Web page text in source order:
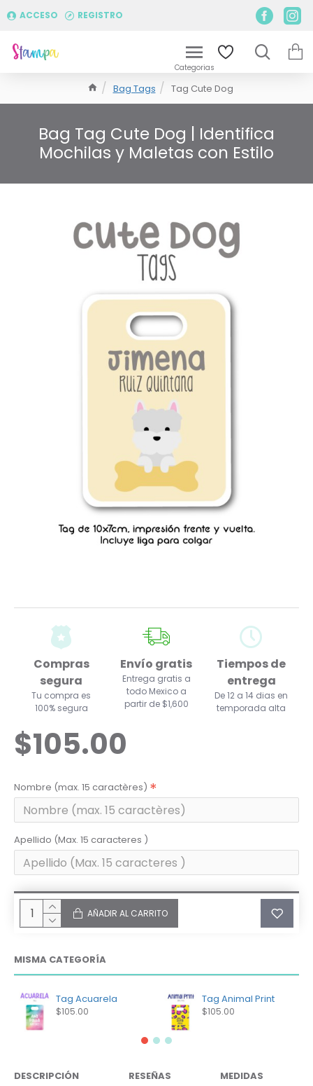
ACCESO REGISTRO
Bag Tags Tag Cute Dog
Bag Tag Cute Dog | Identifica
Mochilas y Maletas con Estilo
Compras
segura
Tu compra es
100% segura
Envío gratis
Entrega gratis a
todo Mexico a
partir de $1,600
Tiempos de
entrega
De 12 a 14 dias en
temporada alta
$105.00
Nombre (max. 15 caractères)
Apellido (Max. 15 caracteres )
AÑADIR AL CARRITO
MISMA CATEGORÍA
Tag Acuarela
$105.00
Tag Animal Print
$105.00
DESCRIPCIÓN RESEÑAS MEDIDAS